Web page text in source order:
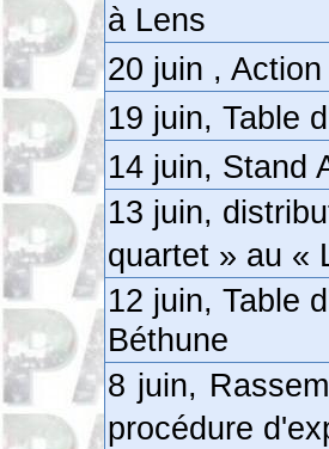
à Lens
20 juin ,
19 juin, Table
14 juin, Stand
13 juin,
quartet » au «
12 juin, Table
Béthune
8 juin,
procédure